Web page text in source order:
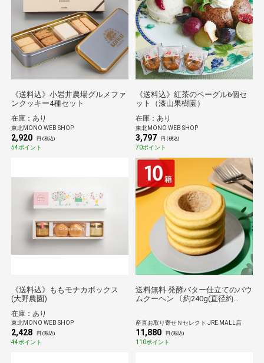
《送料込》小岩井農場グルメファ
ンクッキー4種セット
在庫：あり
東北MONO WEB SHOP
2,920 円 (税込)
54ポイント
《送料込》紅茶のベーグル6個セ
ット（漆山果樹園）
在庫：あり
東北MONO WEB SHOP
3,797 円 (税込)
70ポイント
《送料込》ももモナカボックス
(大野農園)
在庫：あり
東北MONO WEB SHOP
2,428 円 (税込)
44ポイント
送料無料 発酵バター仕立てのバウ
ムクーヘン 〔約240g(直径約
産直お取り寄せＮセレクト JRE MALL店
11,880 円 (税込)
110ポイント